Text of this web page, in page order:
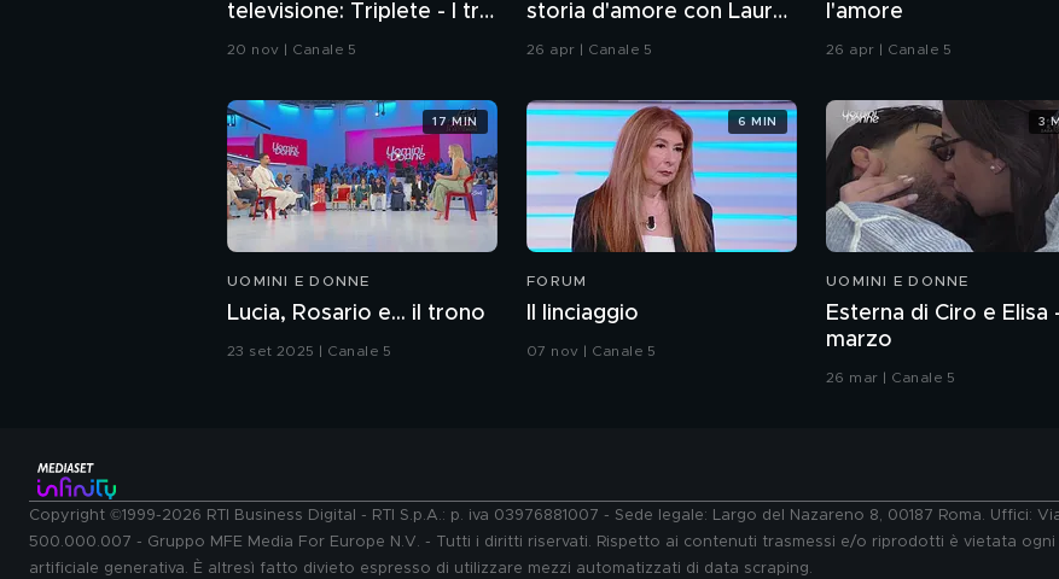
televisione: Triplete - I tre
tenori
20 nov | Canale 5
storia d'amore con Laura
Chiatti"
26 apr | Canale 5
l'amore
26 apr | Canale 5
UOMINI E DONNE
Lucia, Rosario e... il trono
23 set 2025 | Canale 5
17 MIN
FORUM
Il linciaggio
07 nov | Canale 5
6 MIN
UOMINI E DONNE
Esterna di Ciro e Elisa
marzo
26 mar | Canale 5
3
Copyright ©1999-2026 RTI Business Digital - RTI S.p.A.: p. iva 03976881007 - Sede legale: Largo del Nazareno 8, 00187 Roma. Uffici:
500.000.007 - Gruppo MFE Media For Europe N.V. - Tutti i diritti riservati. Rispetto ai contenuti trasmessi e/o riprodotti è vietata
artificiale generativa. È altresì fatto divieto espresso di utilizzare mezzi automatizzati di data scraping.